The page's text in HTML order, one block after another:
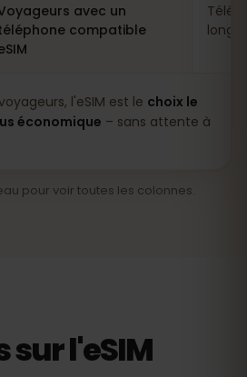
avec un
compatible
longs
l'eSIM est le choix le
économique – sans attente à
pour voir toutes les colonnes.
sur l'eSIM